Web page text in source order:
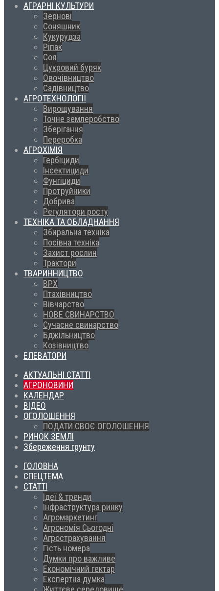
АГРАРНІ КУЛЬТУРИ
Зернові
Соняшник
Кукурудза
Ріпак
Соя
Цукровий буряк
Овочівництво
Садівництво
АГРОТЕХНОЛОГІЇ
Вирощування
Точне землеробство
Зберігання
Переробка
АГРОХІМІЯ
Гербіциди
Інсектициди
Фунгіциди
Протруйники
Добрива
Регулятори росту
ТЕХНІКА ТА ОБЛАДНАННЯ
Збиральна техніка
Посівна техніка
Захист рослин
Трактори
ТВАРИННИЦТВО
ВРХ
Птахівництво
Вівчарство
НОВЕ СВИНАРСТВО
Сучасне свинарство
Бджільництво
Козівництво
ЕЛЕВАТОРИ
АКТУАЛЬНІ СТАТТІ
АГРОНОВИНИ
КАЛЕНДАР
ВІДЕО
ОГОЛОШЕННЯ
ПОДАТИ СВОЄ ОГОЛОШЕННЯ
РИНОК ЗЕМЛІ
Збереження грунту
ГОЛОВНА
СПЕЦТЕМА
СТАТТІ
Ідеї & тренди
Інфраструктура ринку
Агромаркетинг
Агрономія Сьогодні
Агрострахування
Гість номера
Думки про важливе
Економічний гектар
Експертна думка